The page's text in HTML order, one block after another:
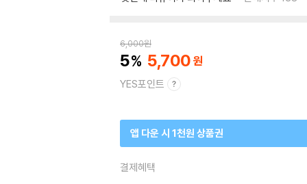
6,000원
5 5,700
YES포인트
앱 다운 시 1천원 상품권
결제혜택